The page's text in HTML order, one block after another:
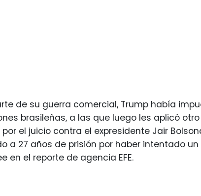
de su guerra comercial, Trump había
brasileñas, a las que luego les aplicó
por el juicio contra el expresidente Jair
a 27 años de prisión por haber intentado
en el reporte de agencia EFE.